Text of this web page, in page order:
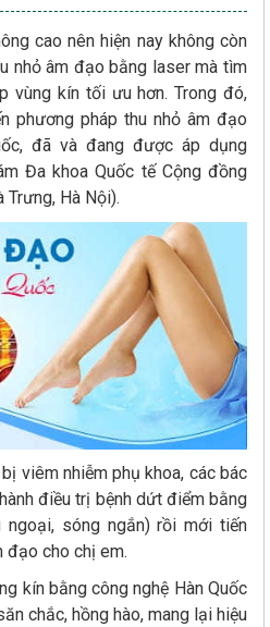
cao nên hiện nay không còn
nhỏ âm đạo bằng laser mà tìm
vùng kín tối ưu hơn. Trong đó,
phương pháp thu nhỏ âm đạo
đã và đang được áp dụng
Đa khoa Quốc tế Cộng đồng
Trưng, Hà Nội).
viêm nhiễm phụ khoa, các bác
điều trị bệnh dứt điểm bằng
sóng ngắn) rồi mới tiến
đạo cho chị em.
kín bằng công nghệ Hàn Quốc
chắc, hồng hào, mang lại hiệu